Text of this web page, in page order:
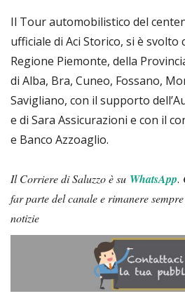
Il Tour automobilistico del
ufficiale di Aci Storico, si è
Regione Piemonte, della
di Alba, Bra, Cuneo, Fossano,
Savigliano, con il supporto
e di Sara Assicurazioni e con il
e Banco Azzoaglio.
Il Corriere di Saluzzo è su WhatsApp.
far parte del canale e rimanere
notizie